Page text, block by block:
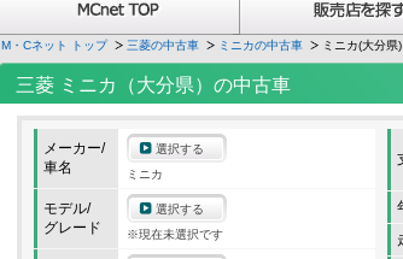
M・Cネット トップ 三菱の中古車 ミニカの中古車 ミニカ(大分
三菱 ミニカ（大分県）の中古車
メーカー/
車名
選択する
ミニカ
モデル/
グレード
選択する
※現在未選択です